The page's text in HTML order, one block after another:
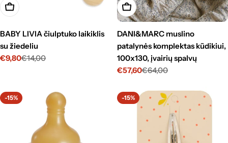
Pasirinkti
BABY LIVIA čiulptuko laikiklis
su žiedeliu
Kaina
€9,80
Standartinė
€14,00
Pasirinkti
DANI&MARC muslino
patalynės komplektas kūdikiui,
100x130, įvairių spalvų
Kaina
nuolaida
€57,60
Standartinė
€64,00
-15% -15%